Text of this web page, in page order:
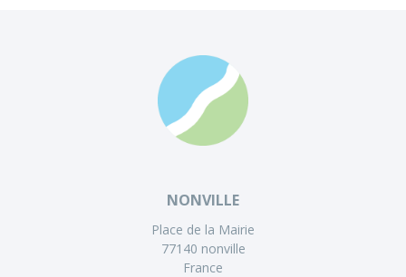
NONVILLE
Place de la Mairie
77140 nonville
France